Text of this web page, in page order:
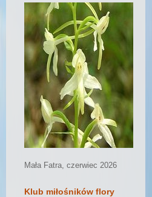
Mała Fatra, czerwiec 2026
Klub miłośników flory